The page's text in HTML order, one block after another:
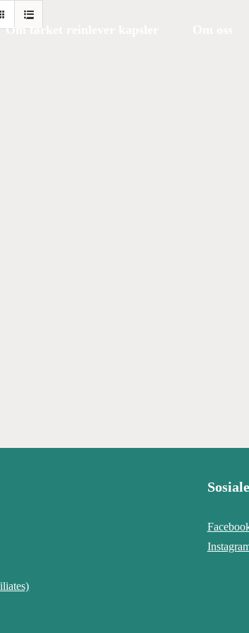
Om tørket reinlever kapsler